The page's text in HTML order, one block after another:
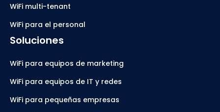
WiFi multi-tenant
WiFi para el personal
Soluciones
WiFi para equipos de marketing
WiFi para equipos de IT y redes
WiFi para pequeñas empresas